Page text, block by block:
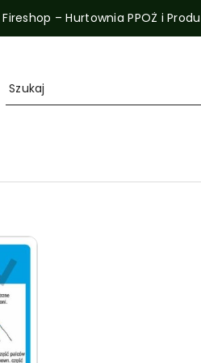
Fireshop – Hurtownia PPOŻ i